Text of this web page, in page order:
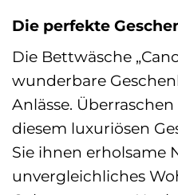
Die perfekte
Die Bettwäsche
wunderbare
Anlässe.
diesem luxuriösen
Sie ihnen erholsame
unvergleichliches